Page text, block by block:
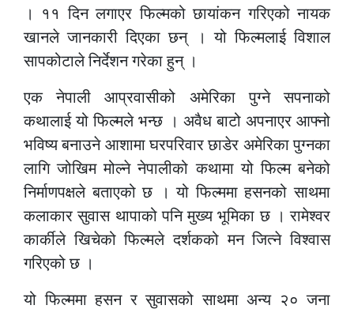
। ११ दिन लगाएर फिल्मको छायांकन गरिएको नायक
खानले जानकारी दिएका छन् । यो फिल्मलाई विशाल
सापकोटाले निर्देशन गरेका हुन् ।
एक नेपाली आप्रवासीको अमेरिका पुग्ने सपनाको
कथालाई यो फिल्मले भन्छ । अवैध बाटो अपनाएर आफ्नो
भविष्य बनाउने आशामा घरपरिवार छाडेर अमेरिका पुग्नका
लागि जोखिम मोल्ने नेपालीको कथामा यो फिल्म बनेको
निर्माणपक्षले बताएको छ । यो फिल्ममा हसनको साथमा
कलाकार सुवास थापाको पनि मुख्य भूमिका छ । रामेश्वर
कार्कीले खिचेको फिल्मले दर्शकको मन जित्ने विश्वास
गरिएको छ ।
यो फिल्ममा हसन र सुवासको साथमा अन्य २० जना